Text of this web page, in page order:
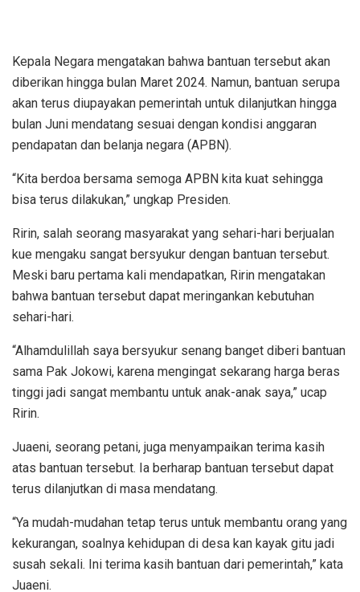
Kepala Negara mengatakan bahwa bantuan tersebut akan
diberikan hingga bulan Maret 2024. Namun, bantuan serupa
akan terus diupayakan pemerintah untuk dilanjutkan hingga
bulan Juni mendatang sesuai dengan kondisi anggaran
pendapatan dan belanja negara (APBN).
“Kita berdoa bersama semoga APBN kita kuat sehingga
bisa terus dilakukan,” ungkap Presiden.
Ririn, salah seorang masyarakat yang sehari-hari berjualan
kue mengaku sangat bersyukur dengan bantuan tersebut.
Meski baru pertama kali mendapatkan, Ririn mengatakan
bahwa bantuan tersebut dapat meringankan kebutuhan
sehari-hari.
“Alhamdulillah saya bersyukur senang banget diberi bantuan
sama Pak Jokowi, karena mengingat sekarang harga beras
tinggi jadi sangat membantu untuk anak-anak saya,” ucap
Ririn.
Juaeni, seorang petani, juga menyampaikan terima kasih
atas bantuan tersebut. Ia berharap bantuan tersebut dapat
terus dilanjutkan di masa mendatang.
“Ya mudah-mudahan tetap terus untuk membantu orang yang
kekurangan, soalnya kehidupan di desa kan kayak gitu jadi
susah sekali. Ini terima kasih bantuan dari pemerintah,” kata
Juaeni.